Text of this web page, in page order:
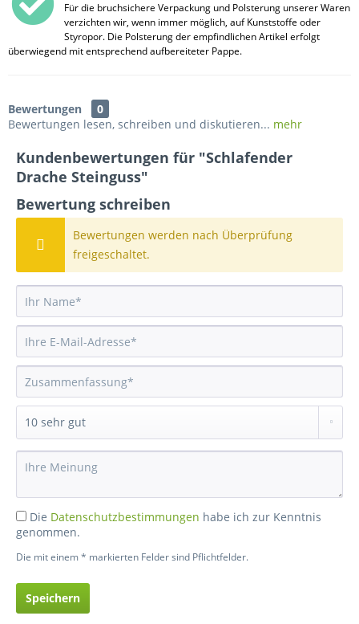
Für die bruchsichere Verpackung und Polsterung unserer Waren
verzichten wir, wenn immer möglich, auf Kunststoffe oder
Styropor. Die Polsterung der empfindlichen Artikel erfolgt
überwiegend mit entsprechend aufbereiteter Pappe.
Bewertungen
0
Bewertungen lesen, schreiben und diskutieren... mehr
Kundenbewertungen für "Schlafender
Drache Steinguss"
Bewertung schreiben
Bewertungen werden nach Überprüfung
freigeschaltet.
Die Datenschutzbestimmungen habe ich zur Kenntnis
genommen.
Die mit einem * markierten Felder sind Pflichtfelder.
Speichern